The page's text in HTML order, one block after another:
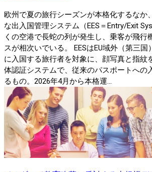
欧州で夏の旅行シーズンが本格化するなか
な出入国管理システム（EES＝Entry/Exit
くの空港で長蛇の列が発生し、乗客が飛行
スが相次いでいる。 EESはEU域外（第三
に入国する旅行者を対象に、顔写真と指紋
体認証システムで、従来のパスポートへの
るもの。2026年4月から本格運...